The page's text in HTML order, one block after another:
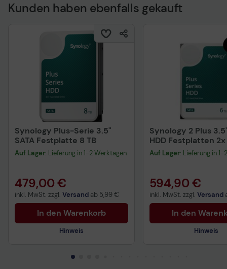
Technisches
Kunden haben ebenfalls gekauft
Synology Plus-Serie 3.5"
SATA Festplatte 8 TB
Auf Lager: Lieferung in 1-2 Werktagen
479,00 €
inkl. MwSt. zzgl. Versand ab 5,99 €
In den Warenkorb
Hinweis
Synology 2 Plus
HDD Festplatten 2x
Auf Lager: Lieferung in
594,90 €
inkl. MwSt. zzgl. Versand
In den
Hinweis